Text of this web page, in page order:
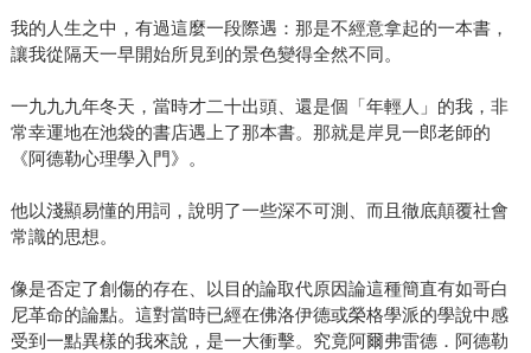
我的人生之中，有過這麼一段際遇：那是不經意拿起的一本書，
讓我從隔天一早開始所見到的景色變得全然不同。
一九九九年冬天，當時才二十出頭、還是個「年輕人」的我，非
常幸運地在池袋的書店遇上了那本書。那就是岸見一郎老師的
《阿德勒心理學入門》。
他以淺顯易懂的用詞，說明了一些深不可測、而且徹底顛覆社會
常識的思想。
像是否定了創傷的存在、以目的論取代原因論這種簡直有如哥白
尼革命的論點。這對當時已經在佛洛伊德或榮格學派的學說中感
受到一點異樣的我來說，是一大衝擊。究竟阿爾弗雷德．阿德勒